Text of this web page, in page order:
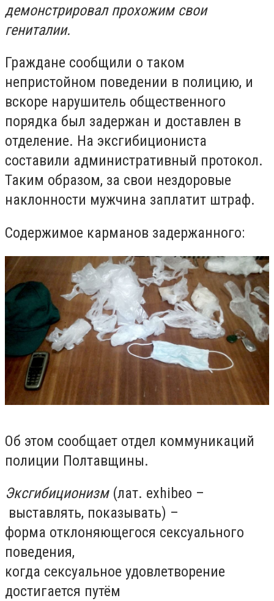
демонстрировал прохожим свои
гениталии.
Граждане сообщили о таком
непристойном поведении в полицию, и
вскоре нарушитель общественного
порядка был задержан и доставлен в
отделение. На эксгибициониста
составили административный протокол.
Таким образом, за свои нездоровые
наклонности мужчина заплатит штраф.
Содержимое карманов задержанного:
Об этом сообщает отдел коммуникаций
полиции Полтавщины.
Эксгибиционизм(лат. exhibeo –
выставлять, показывать) –
форма отклоняющегося сексуального
поведения,
когда сексуальное удовлетворение
достигается путём